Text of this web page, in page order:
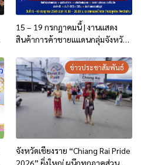
15 – 19 กรกฎาคมนี้ | งานแสดง
สินค้าการค้าชายแแดนกลุ่มจังหวัด
ข่าวประชาสัมพันธ์
จังหวัดเชียงราย “Chiang Rai Pride
2026” ยิ่งใหญ่ ผนึกทุกภาคส่วน